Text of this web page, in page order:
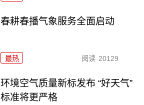
春耕春播气象服务全面启动
最热 阅读 20129
环境空气质量新标发布 “好天气”
标准将更严格